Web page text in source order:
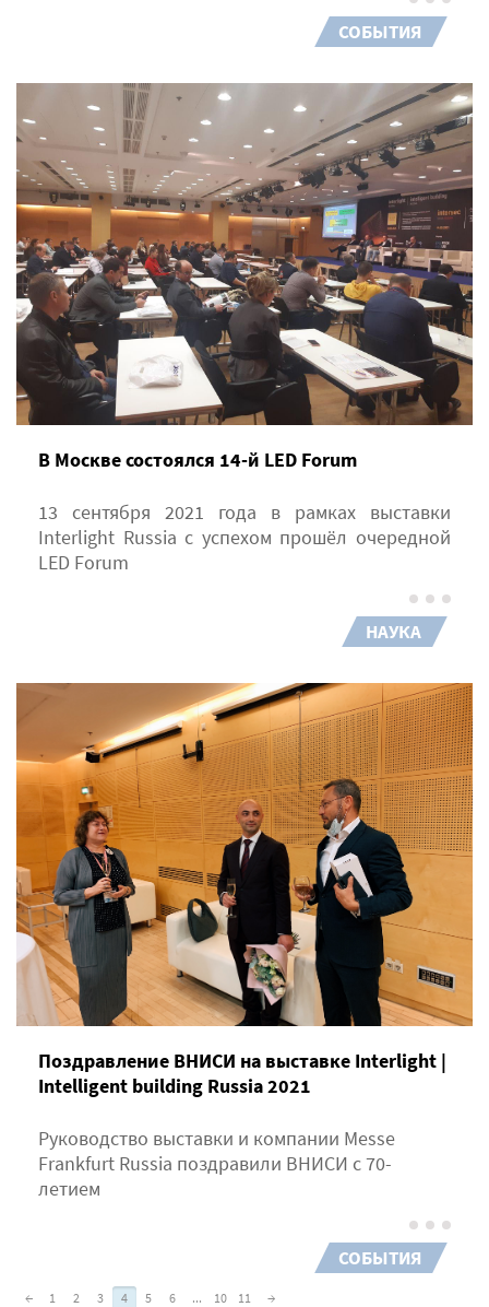
СОБЫТИЯ
В Москве состоялся 14-й LED Forum
13 сентября 2021 года в рамках выставки
Interlight Russia с успехом прошёл очередной
LED Forum
НАУКА
Поздравление ВНИСИ на выставке Interlight |
Intelligent building Russia 2021
Руководство выставки и компании Messe
Frankfurt Russia поздравили ВНИСИ с 70-
летием
СОБЫТИЯ
← 1 2 3 4 5 6 ... 10 11 →